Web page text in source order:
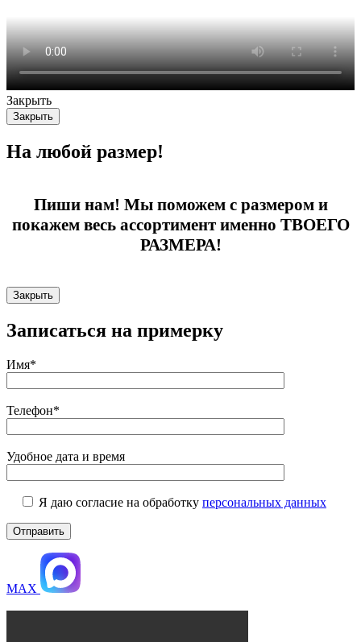
Закрыть
Закрыть
На любой размер!
Пиши нам! Мы поможем с размером и
покажем весь ассортимент именно ТВОЕГО
РАЗМЕРА!
Закрыть
Записаться на примерку
Имя*
Телефон*
Удобное дата и время
Я даю согласие на обработку персональных данных
MAX